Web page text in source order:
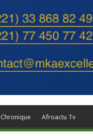
Chronique Afroactu Tv